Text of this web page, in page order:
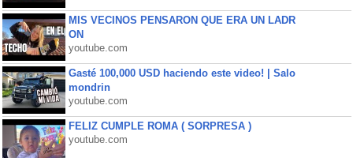
MIS VECINOS PENSARON QUE ERA UN LADR
ON
youtube.com
Gasté 100,000 USD haciendo este video! | Salo
mondrin
youtube.com
FELIZ CUMPLE ROMA ( SORPRESA )
youtube.com